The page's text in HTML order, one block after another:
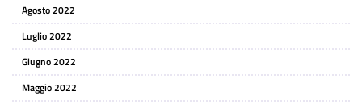
Agosto 2022
Luglio 2022
Giugno 2022
Maggio 2022